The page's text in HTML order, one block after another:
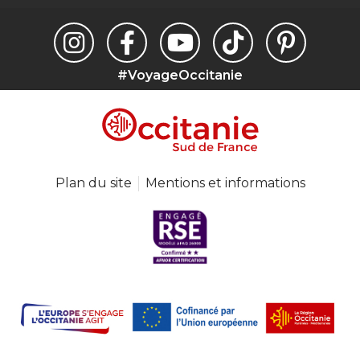
#VoyageOccitanie
Plan du site Mentions et informations